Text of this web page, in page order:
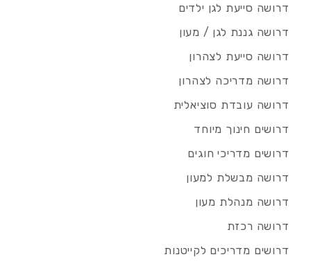
דרושה סייעת לגן ילדים
דרושה גננת לגן / מעון
דרושה סייעת לצהרון
דרושה מדריכה לצהרון
דרושה עובדת סוציאלית
דרושים חינוך מיוחד
דרושים מדריכי חוגים
דרושה מבשלת למעון
דרושה מנהלת מעון
דרושה רכזת
דרושים מדריכים לקייטנות